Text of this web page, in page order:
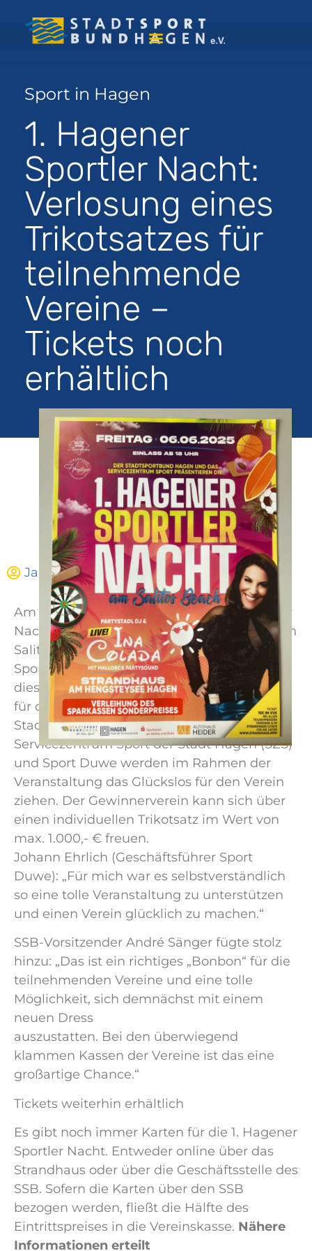
Sport in Hagen
1. Hagener
Sportler Nacht:
Verlosung eines
Trikotsatzes für
teilnehmende
Vereine –
Tickets noch
erhältlich
Jan Gaca Mai 29, 2025 20:46
Am 06.06.2025 findet die 1. Hagener Sportler
Nacht im Strandhaus Hengstey und auf dem
Salitos Beach statt. Der Teamausstatter
Sport Duwe aus Gevelsberg verlost bei
dieser tollen Veranstaltung einen Trikotsatz
für die anwesenden Vereine. Der
Stadtsportbund Hagen e.V. (SSB), das
Servicezentrum Sport der Stadt Hagen (SZS)
und Sport Duwe werden im Rahmen der
Veranstaltung das Glückslos für den Verein
ziehen. Der Gewinnerverein kann sich über
einen individuellen Trikotsatz im Wert von
max. 1.000,- € freuen.
Johann Ehrlich (Geschäftsführer Sport
Duwe): „Für mich war es selbstverständlich
so eine tolle Veranstaltung zu unterstützen
und einen Verein glücklich zu machen.“
SSB-Vorsitzender André Sänger fügte stolz
hinzu: „Das ist ein richtiges „Bonbon“ für die
teilnehmenden Vereine und eine tolle
Möglichkeit, sich demnächst mit einem
neuen Dress
auszustatten. Bei den überwiegend
klammen Kassen der Vereine ist das eine
großartige Chance.“
Tickets weiterhin erhältlich
Es gibt noch immer Karten für die 1. Hagener
Sportler Nacht. Entweder online über das
Strandhaus oder über die Geschäftsstelle des
SSB. Sofern die Karten über den SSB
bezogen werden, fließt die Hälfte des
Eintrittspreises in die Vereinskasse. Nähere
Informationen erteilt